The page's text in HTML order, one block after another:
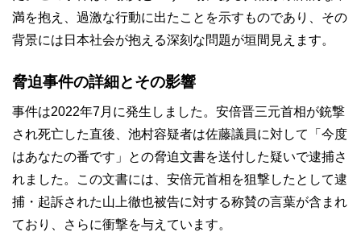
満を抱え、過激な行動に出たことを示すものであり、その
背景には日本社会が抱える深刻な問題が垣間見えます。
脅迫事件の詳細とその影響
事件は2022年7月に発生しました。安倍晋三元首相が銃撃
され死亡した直後、池村容疑者は佐藤議員に対して「今度
はあなたの番です」との脅迫文書を送付した疑いで逮捕さ
れました。この文書には、安倍元首相を狙撃したとして逮
捕・起訴された山上徹也被告に対する称賛の言葉が含まれ
ており、さらに衝撃を与えています。